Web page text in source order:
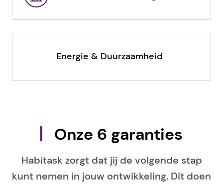
Energie & Duurzaamheid
Onze 6 garanties
Habitask zorgt dat jij de volgende stap
kunt nemen in jouw ontwikkeling. Dit doen